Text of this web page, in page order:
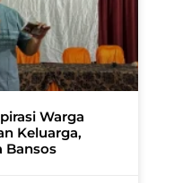
Warga
Keluarga,
Bansos